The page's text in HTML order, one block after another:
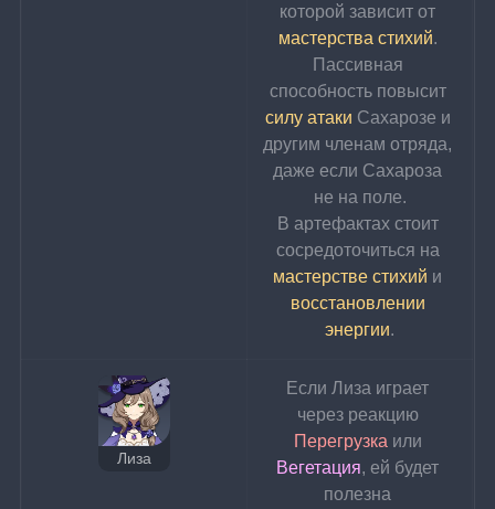
которой зависит от
мастерства стихий.
Пассивная
способность повысит
силу атаки Сахарозе и
другим членам отряда,
даже если Сахароза
не на поле.
В артефактах стоит
сосредоточиться на
мастерстве стихий и
восстановлении
энергии.
Лиза
Если Лиза играет
через реакцию
Перегрузка или
Вегетация, ей будет
полезна